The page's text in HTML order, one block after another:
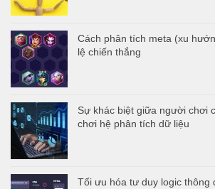
Cách phân tích meta (xu
lệ chiến thắng
Sự khác biệt giữa người chơi
chơi hệ phân tích dữ liệu
Tối ưu hóa tư duy logic thông